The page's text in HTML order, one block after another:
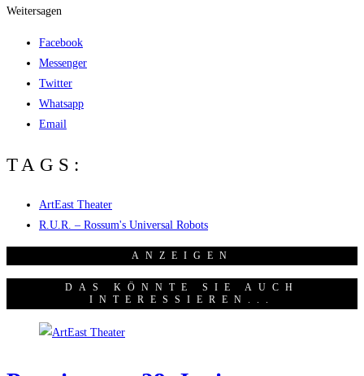
Weitersagen
Facebook
Messenger
Twitter
Whatsapp
Email
TAGS:
ArtEast Theater
R.U.R. – Rossum's Universal Robots
ANZEI­GEN
DAS KÖNNTE SIE AUCH
INTERESSIEREN...